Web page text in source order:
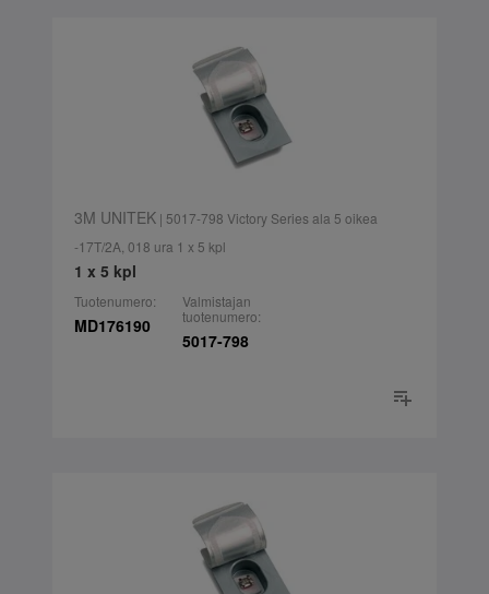
3M UNITEK| 5017-798 Victory Series ala 5 oikea
-17T/2A, 018 ura 1 x 5 kpl
1 x 5 kpl
Tuotenumero:
MD176190
Valmistajan
tuotenumero:
5017-798